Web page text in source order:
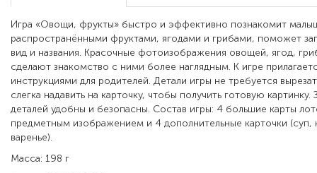
Игра «Овощи, фрукты» быстро и эффективно познакомит
распространёнными фруктами, ягодами и грибами, поможет
вид и названия. Красочные фотоизображения овощей, ягод,
сделают знакомство с ними более наглядным. К игре
инструкциями для родителей. Детали игры не требуется
слегка надавить на карточку, чтобы получить готовую картинку.
деталей удобны и безопасны. Состав игры: 4 большие карты
предметным изображением и 4 дополнительные карточки (суп,
варенье).
Масса: 198 г